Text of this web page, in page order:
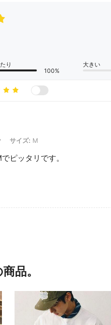
り
100%
大きい
ズ: Mサイズ: M
ピッタリです。
品。